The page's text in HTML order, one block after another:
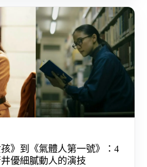
》到《氣體人第一號》：4
優細膩動人的演技